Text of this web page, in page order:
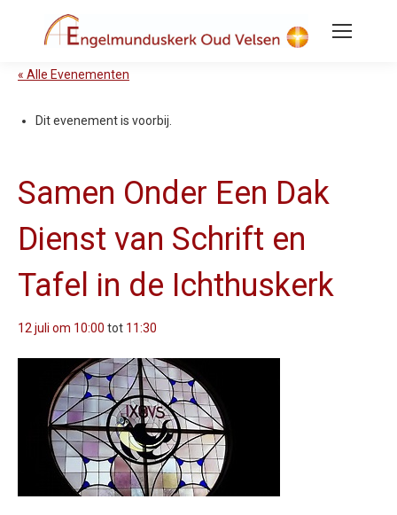
« Alle Evenementen
Dit evenement is voorbij.
Samen Onder Een Dak
Dienst van Schrift en
Tafel in de Ichthuskerk
12 juli om 10:00 tot 11:30